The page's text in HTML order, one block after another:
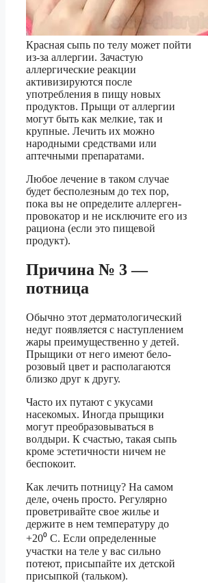
Красная сыпь по телу может пойти
из-за аллергии. Зачастую
аллергические реакции
активизируются после
употребления в пищу новых
продуктов. Прыщи от аллергии
могут быть как мелкие, так и
крупные. Лечить их можно
народными средствами или
аптечными препаратами.
Любое лечение в таком случае
будет бесполезным до тех пор,
пока вы не определите аллерген-
провокатор и не исключите его из
рациона (если это пищевой
продукт).
Причина № 3 —
потница
Обычно этот дерматологический
недуг появляется с наступлением
жары преимущественно у детей.
Прыщики от него имеют бело-
розовый цвет и располагаются
близко друг к другу.
Часто их путают с укусами
насекомых. Иногда прыщики
могут преобразовываться в
волдыри. К счастью, такая сыпь
кроме эстетичности ничем не
беспокоит.
Как лечить потницу? На самом
деле, очень просто. Регулярно
проветривайте свое жилье и
держите в нем температуру до
+20⁰ С. Если определенные
участки на теле у вас сильно
потеют, присыпайте их детской
присыпкой (тальком).